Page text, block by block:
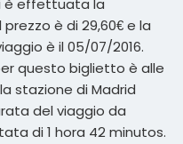
è effettuata la
è di 29,60€ e la
è il 05/07/2016.
questo biglietto è alle
stazione di Madrid
del viaggio da
di 1 hora 42 minutos.